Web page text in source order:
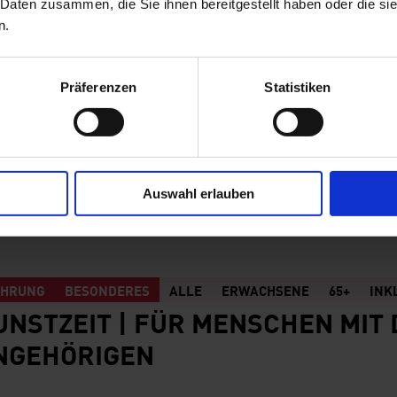
zusammen, die Sie ihnen bereitgestellt haben oder die
Präferenzen Statistiken
Auswahl erlauben
BESONDERES ALLE ERWACHSENE 65+
| FÜR MENSCHEN
BESONDERES ALLE ERWACHSENE 65+
| FÜR MENSCHEN MIT